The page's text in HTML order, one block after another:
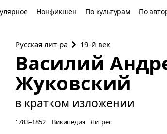
Нонфикшен По культурам По
Русская лит-ра 19-й век
Василий
Жуковский
в кратком изложении
1783–1852 Википедия Литрес